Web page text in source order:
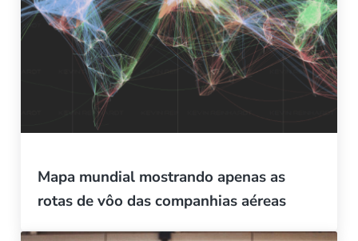
Mapa mundial mostrando apenas as
rotas de vôo das companhias aéreas